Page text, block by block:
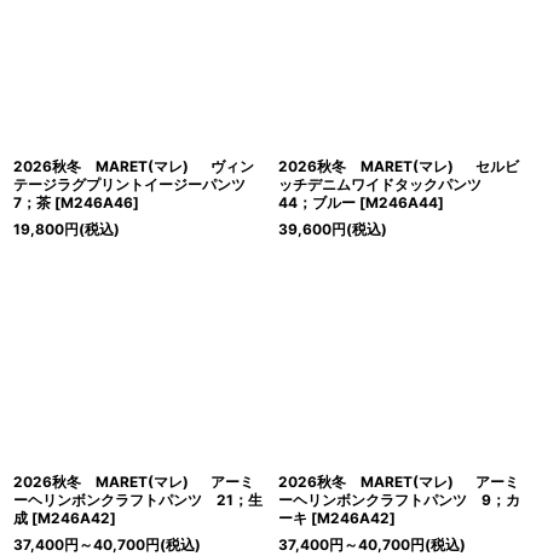
2026秋冬 MARET(マレ) ヴィン
テージラグプリントイージーパンツ
7；茶 [M246A46]
19,800円(税込)
2026秋冬 MARET(マレ) セルビ
ッチデニムワイドタックパンツ
44；ブルー [M246A44]
39,600円(税込)
2026秋冬 MARET(マレ) アーミ
ーヘリンボンクラフトパンツ 21；生
成 [M246A42]
37,400円 ～40,700円(税込)
2026秋冬 MARET(マレ) アーミ
ーヘリンボンクラフトパンツ 9；カ
ーキ [M246A42]
37,400円 ～40,700円(税込)